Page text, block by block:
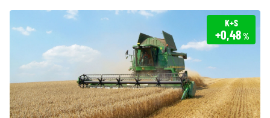
K+S
+0,48%